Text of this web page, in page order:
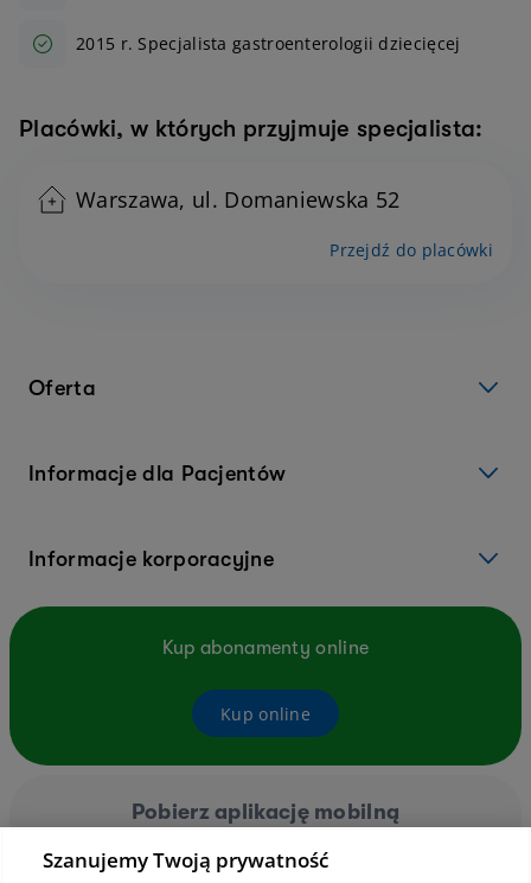
2015 r. Specjalista gastroenterologii dziecięcej
Placówki, w których przyjmuje specjalista:
Warszawa, ul. Domaniewska 52
Przejdź do placówki
Oferta
Informacje dla Pacjentów
Informacje korporacyjne
Kup abonamenty online
Kup online
Pobierz aplikację mobilną
Szanujemy Twoją prywatność